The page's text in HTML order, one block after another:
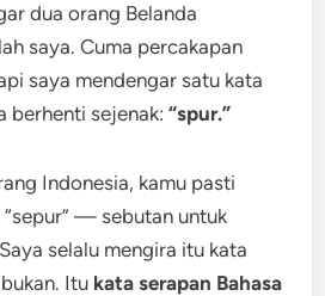
dua orang Belanda
saya. Cuma percakapan
saya mendengar satu kata
berhenti sejenak:“spur.”
Indonesia, kamu pasti
— sebutan untuk
selalu mengira itu kata
Itu kata serapan Bahasa